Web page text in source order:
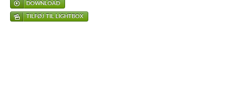
DOWNLOAD
TILFØJ TIL LIGHTBOX